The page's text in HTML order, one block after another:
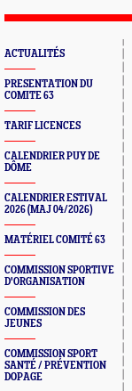
ACTUALITÉS
PRESENTATION DU
COMITE 63
TARIF LICENCES
CALENDRIER PUY DE
DÔME
CALENDRIER ESTIVAL
2026 (MAJ 04/2026)
MATÉRIEL COMITÉ 63
COMMISSION SPORTIVE
D'ORGANISATION
COMMISSION DES
JEUNES
COMMISSION SPORT
SANTÉ / PRÉVENTION
DOPAGE